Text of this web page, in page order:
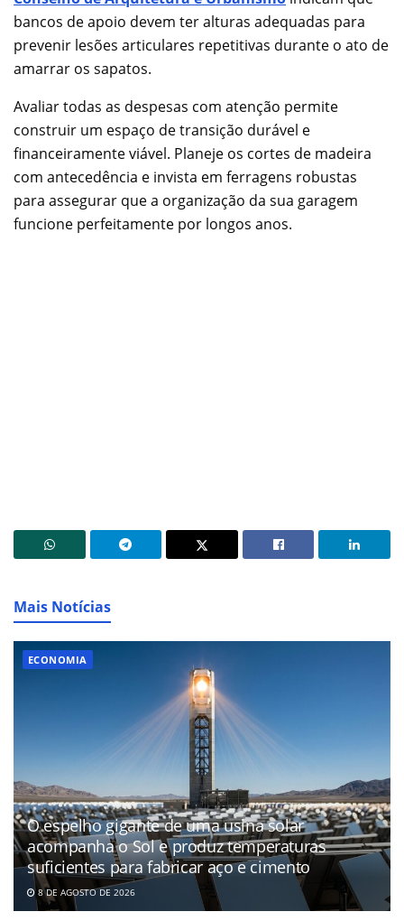
bancos de apoio devem ter alturas adequadas para
prevenir lesões articulares repetitivas durante o ato de
amarrar os sapatos.
Avaliar todas as despesas com atenção permite
construir um espaço de transição durável e
financeiramente viável. Planeje os cortes de madeira
com antecedência e invista em ferragens robustas
para assegurar que a organização da sua garagem
funcione perfeitamente por longos anos.
Mais Notícias
ECONOMIA
O espelho gigante de uma usina solar
acompanha o Sol e produz temperaturas
suficientes para fabricar aço e cimento
8 DE AGOSTO DE 2026